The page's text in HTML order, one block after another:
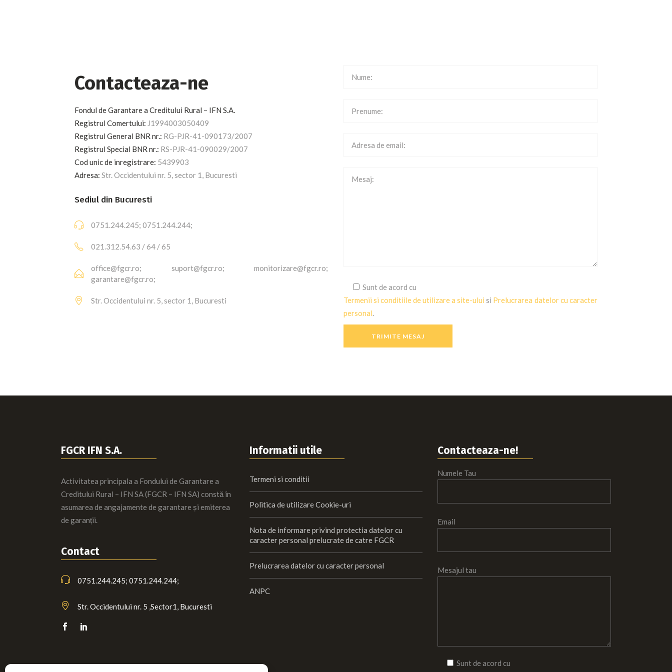
Contacteaza-ne
Fondul de Garantare a Creditului Rural – IFN S.A.
Registrul Comertului: J1994003050409
Registrul General BNR nr.: RG-PJR-41-090173/2007
Registrul Special BNR nr.: RS-PJR-41-090029/2007
Cod unic de inregistrare: 5439903
Adresa:Str. Occidentului nr. 5, sector 1, Bucuresti
Sediul din Bucuresti
0751.244.245; 0751.244.244;
021.312.54.63 / 64 / 65
office@fgcr.ro; suport@fgcr.ro; monitorizare@fgcr.ro;
garantare@fgcr.ro;
Str. Occidentului nr. 5, sector 1, Bucuresti
Sunt de acord cu
Termenii si conditiile de utilizare a site-ului si Prelucrarea datelor cu caracter
personal.
FGCR IFN S.A.
Activitatea principala a Fondului de Garantare a
Creditului Rural – IFN SA (FGCR – IFN SA) constă în
asumarea de angajamente de garantare și emiterea
de garanții.
Contact
0751.244.245; 0751.244.244;
Str. Occidentului nr. 5 ,Sector1, Bucuresti
Informatii utile
Termeni si conditii
Politica de utilizare Cookie-uri
Nota de informare privind protectia datelor cu
caracter personal prelucrate de catre FGCR
Prelucrarea datelor cu caracter personal
ANPC
Contacteaza-ne!
Numele Tau
Email
Mesajul tau
Sunt de acord cu